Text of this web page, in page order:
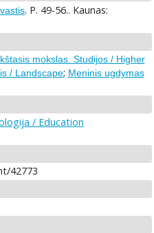
. P. 49-56.. Kaunas:
mokslas. Studijos / Higher
/ Landscape; Meninis ugdymas
/ Education
42773